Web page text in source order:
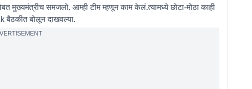
मुख्यमंत्रीच समजलो. आम्ही टीम म्हणून काम केलं.त्यामध्ये छोटा-मोठा काही
बैठकीत बोलून दाखवल्या.